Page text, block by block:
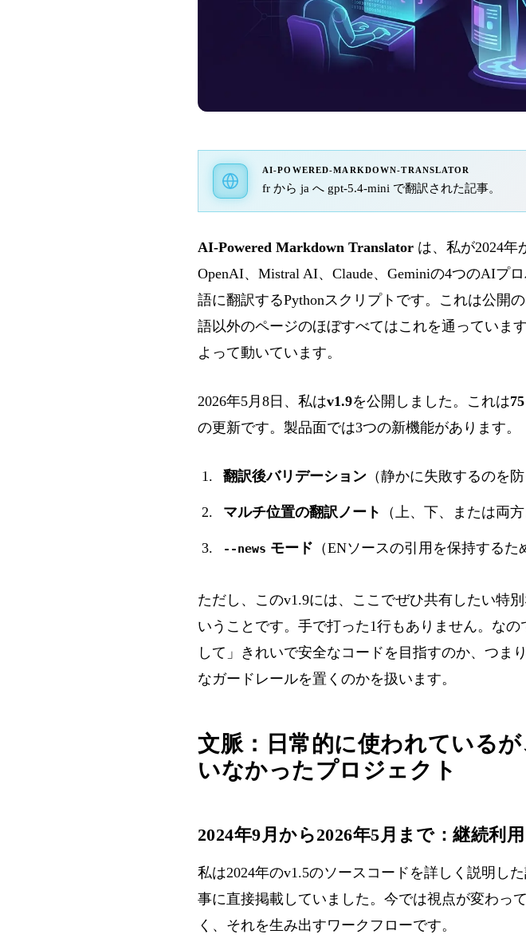
AI-POWERED-MARKDOWN-TRANSLATOR
fr から ja へ gpt-5.4-mini で翻訳された記事。
AI-Powered Markdown Translator は、私が2024年
OpenAI、Mistral AI、Claude、Geminiの4つのAIプ
語に翻訳するPythonスクリプトです。これは公開
語以外のページのほぼすべてはこれを通っていま
よって動いています。
2026年5月8日、私はv1.9を公開しました。これは
の更新です。製品面では3つの新機能があります。
翻訳後バリデーション （静かに失敗するのを防
マルチ位置の翻訳ノート （上、下、または両方
--news モード （ENソースの引用を保持するた
ただし、このv1.9には、ここでぜひ共有したい特
いうことです。手で打った1行もありません。な
して」きれいで安全なコードを目指すのか、つま
なガードレールを置くのかを扱います。
文脈：日常的に使われている
いなかったプロジェクト
2024年9月から2026年5月まで：継続利
私は2024年のv1.5のソースコードを詳しく説明し
事に直接掲載していました。今では視点が変わっ
く、それを生み出すワークフローです。